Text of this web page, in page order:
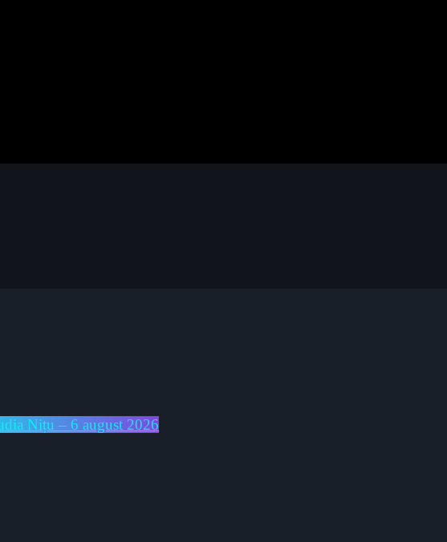
Nițu – 6 august 2026